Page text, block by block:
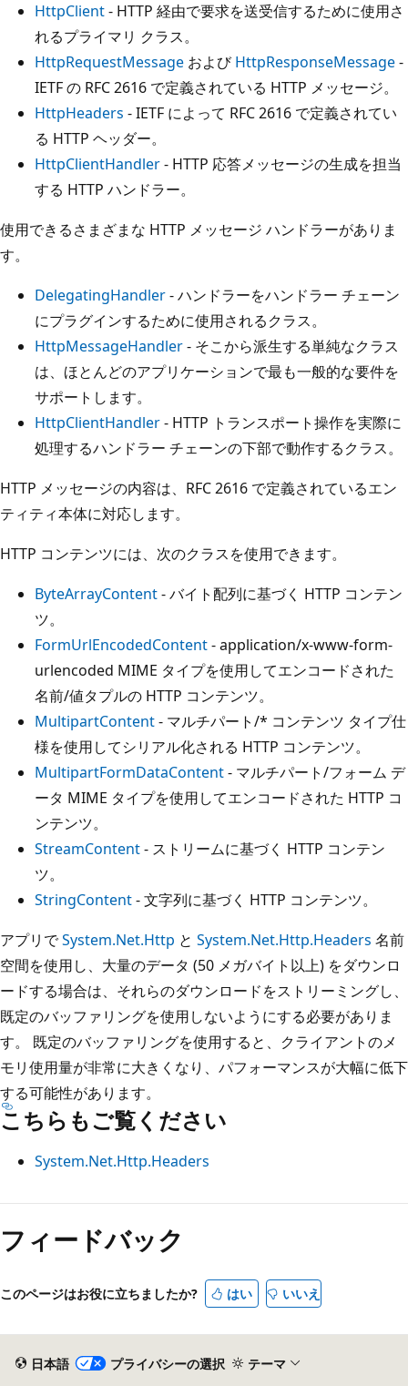
HttpClient- HTTP 経由で要求を送受信するために使用さ
れるプライマリ クラス。
HttpRequestMessage およびHttpResponseMessage-
IETF の RFC 2616 で定義されている HTTP メッセージ。
HttpHeaders - IETF によって RFC 2616 で定義されてい
る HTTP ヘッダー。
HttpClientHandler- HTTP 応答メッセージの生成を担当
する HTTP ハンドラー。
使用できるさまざまな HTTP メッセージ ハンドラーがありま
す。
DelegatingHandler- ハンドラーをハンドラー チェーン
にプラグインするために使用されるクラス。
HttpMessageHandler- そこから派生する単純なクラス
は、ほとんどのアプリケーションで最も一般的な要件を
サポートします。
HttpClientHandler- HTTP トランスポート操作を実際に
処理するハンドラー チェーンの下部で動作するクラス。
HTTP メッセージの内容は、RFC 2616 で定義されているエン
ティティ本体に対応します。
HTTP コンテンツには、次のクラスを使用できます。
ByteArrayContent- バイト配列に基づく HTTP コンテン
ツ。
FormUrlEncodedContent- application/x-www-form-
urlencoded MIME タイプを使用してエンコードされた
名前/値タプルの HTTP コンテンツ。
MultipartContent- マルチパート/* コンテンツ タイプ仕
様を使用してシリアル化される HTTP コンテンツ。
MultipartFormDataContent- マルチパート/フォーム デ
ータ MIME タイプを使用してエンコードされた HTTP コ
ンテンツ。
StreamContent- ストリームに基づく HTTP コンテン
ツ。
StringContent- 文字列に基づく HTTP コンテンツ。
アプリでSystem.Net.Http と System.Net.Http.Headers 名前
空間を使用し、大量のデータ (50 メガバイト以上) をダウンロ
ードする場合は、それらのダウンロードをストリーミングし、
既定のバッファリングを使用しないようにする必要がありま
す。 既定のバッファリングを使用すると、クライアントのメ
モリ使用量が非常に大きくなり、パフォーマンスが大幅に低下
する可能性があります。
こちらもご覧ください
System.Net.Http.Headers
フィードバック
このページはお役に立ちましたか? はい いいえ
日本語 プライバシーの選択 テーマ